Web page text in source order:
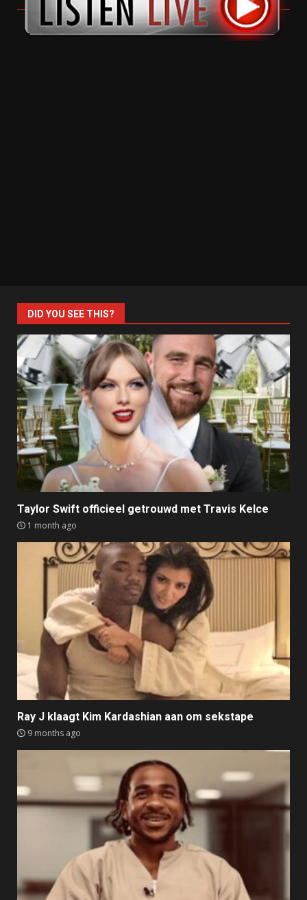
DID YOU SEE THIS?
Taylor Swift officieel getrouwd met Travis Kelce
1 month ago
Ray J klaagt Kim Kardashian aan om sekstape
9 months ago